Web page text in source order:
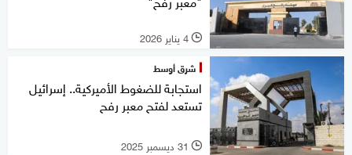
l 4 يناير 2026
شرق أوسط
استجابة للضغوط الأميركية.. إسرائيل
تستعد لفتح معبر رفح
l 31 ديسمبر 2025